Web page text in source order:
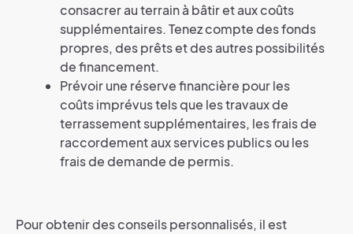
consacrer au terrain à bâtir et aux coûts
supplémentaires. Tenez compte des fonds
propres, des prêts et des autres possibilités
de financement.
Prévoir une réserve financière pour les
coûts imprévus tels que les travaux de
terrassement supplémentaires, les frais de
raccordement aux services publics ou les
frais de demande de permis.
Pour obtenir des conseils personnalisés, il est